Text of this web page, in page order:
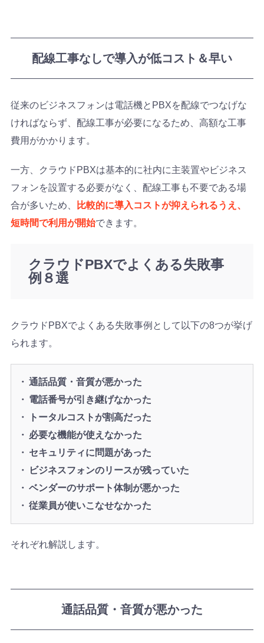
配線工事なしで導入が低コスト＆早い
従来のビジネスフォンは電話機とPBXを配線でつなげな
ければならず、配線工事が必要になるため、高額な工事
費用がかかります。
一方、クラウドPBXは基本的に社内に主装置やビジネス
フォンを設置する必要がなく、配線工事も不要である場
合が多いため、
比較的に導入コストが抑えられるうえ、
短時間で利用が開始できます。
クラウドPBXでよくある失敗事
例８選
クラウドPBXでよくある失敗事例として以下の8つが挙げ
られます。
通話品質・音質が悪かった
電話番号が引き継げなかった
トータルコストが割高だった
必要な機能が使えなかった
セキュリティに問題があった
ビジネスフォンのリースが残っていた
ベンダーのサポート体制が悪かった
従業員が使いこなせなかった
それぞれ解説します。
通話品質・音質が悪かった